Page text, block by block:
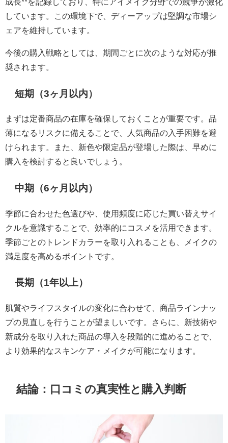
成長**を記録しており、特にアイメイク分野での競争が激化
しています。この環境下で、ディーアップは堅調な市場シ
ェアを維持しています。
今後の購入戦略としては、期間ごとに次のような対応が推
奨されます。
短期（3ヶ月以内）
まずは定番商品の在庫を確保しておくことが重要です。品
薄になるリスクに備えることで、人気商品の入手困難を避
けられます。また、新色や限定品が登場した際は、早めに
購入を検討すると良いでしょう。
中期（6ヶ月以内）
季節に合わせた色選びや、使用頻度に応じた買い替えサイ
クルを意識することで、効率的にコスメを活用できます。
季節ごとのトレンドカラーを取り入れることも、メイクの
満足度を高めるポイントです。
長期（1年以上）
肌質やライフスタイルの変化に合わせて、商品ラインナッ
プの見直しを行うことが望ましいです。さらに、新技術や
新成分を取り入れた商品の導入を段階的に進めることで、
より効果的なスキンケア・メイクが可能になります。
結論：口コミの真実性と購入判断